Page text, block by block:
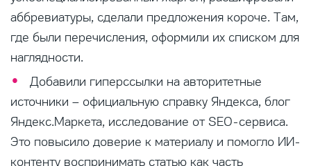
аббревиатуры, сделали предложения короче. Там,
где были перечисления, оформили их списком для
наглядности.
Добавили гиперссылки на авторитетные
источники – официальную справку Яндекса, блог
Яндекс.Маркета, исследование от SEO-сервиса.
Это повысило доверие к материалу и помогло ИИ-
контенту воспринимать статью как часть